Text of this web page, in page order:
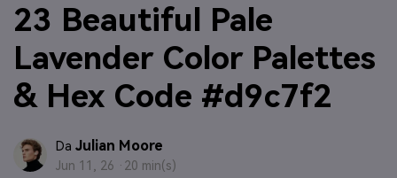
23 Beautiful Pale
Lavender Color Palettes
& Hex Code #d9c7f2
Da Julian Moore
Jun 11, 26 · 20 min(s)